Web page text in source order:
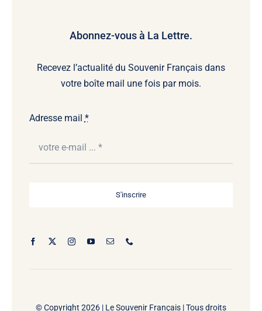
Abonnez-vous à La Lettre.
Recevez l’actualité du Souvenir Français dans
votre boîte mail une fois par mois.
Adresse mail *
S'inscrire
© Copyright 2026 | Le Souvenir Français | Tous droits